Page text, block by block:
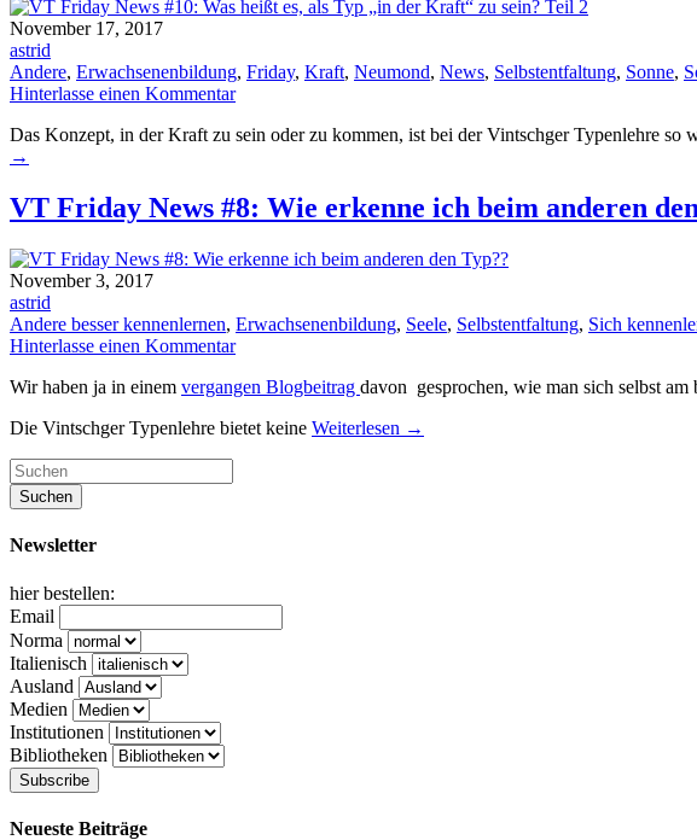
November 17, 2017
astrid
Andere, Erwachsenenbildung, Friday, Kraft, Neumond, News, Selbstentfaltung, Sonne,
Hinterlasse einen Kommentar
Das Konzept, in der Kraft zu sein oder zu kommen, ist bei der Vintschger Typenlehre
→
VT Friday News #8: Wie erkenne ich beim anderen
November 3, 2017
astrid
Andere besser kennenlernen, Erwachsenenbildung, Seele, Selbstentfaltung, Sich
Hinterlasse einen Kommentar
Wir haben ja in einem vergangen Blogbeitrag davon gesprochen, wie man sich selbst
Die Vintschger Typenlehre bietet keine Weiterlesen →
Newsletter
hier bestellen:
Email
Norma
Italienisch
Ausland
Medien
Institutionen
Bibliotheken
Neueste Beiträge